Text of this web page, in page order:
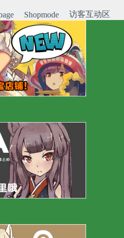
Shopmode 访客互动区